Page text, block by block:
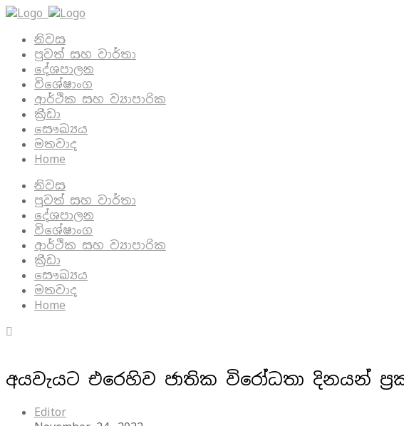
නිවස
පුවත් සහ වාර්තා
දේශපාලන
විශේෂාංග
ආර්ථික සහ ව්‍යාපාරික
ක්‍රීඩා
සෞඛ්‍යය
මතවාද
Home
නිවස
පුවත් සහ වාර්තා
දේශපාලන
විශේෂාංග
ආර්ථික සහ ව්‍යාපාරික
ක්‍රීඩා
සෞඛ්‍යය
මතවාද
Home
අයවැයට එරෙහිව ජාතික විරෝධතා දිනයන්
Editor